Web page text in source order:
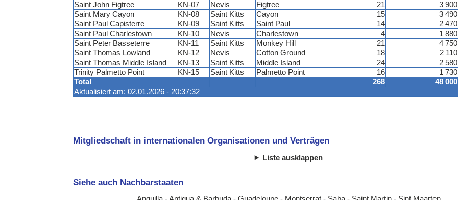
Total 268 48 000
Aktualisiert am: 02.01.2026 - 20:37:32
Saint John Figtree
KN-07 Nevis Figtree 21 3 900
Saint Mary Cayon
KN-08 Saint Kitts Cayon 15 3 490
Saint Paul Capisterre
KN-09 Saint Kitts Saint Paul 14 2 470
Saint Paul Charlestown
KN-10 Nevis Charlestown 4 1 880
Saint Peter Basseterre
KN-11 Saint Kitts Monkey Hill 21 4 750
Saint Thomas Lowland
KN-12 Nevis Cotton Ground 18 2 110
Saint Thomas Middle Island
KN-13 Saint Kitts Middle Island 24 2 580
Trinity Palmetto Point
KN-15 Saint Kitts Palmetto Point 16 1 730
Mitgliedschaft in internationalen Organisationen und Verträgen
Liste ausklappen
Siehe auch Nachbarstaaten